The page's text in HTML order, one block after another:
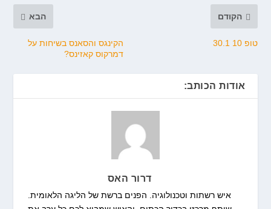
הקודם
טופ 10 30.1
הבא
הקינגס והסאנס בשיחות על
דמרקוס קאזינס?
אודות הכותב:
דרור האס
איש רשתות וטכנולוגיה. הפנים ברשת של הליגה הלאומית.